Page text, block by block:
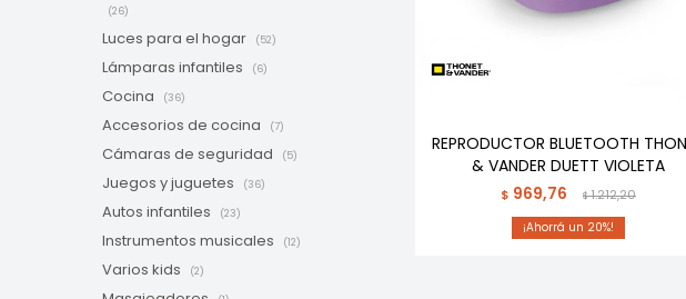
REPRODUCTOR BLUETOOTH
& VANDER DUETT VIOLETA
$ 969,76 $1.212,20
20
(26)
Luces para el hogar (52)
Lámparas infantiles (6)
Cocina (36)
Accesorios de cocina (7)
Cámaras de seguridad (5)
Juegos y juguetes (36)
Autos infantiles (23)
Instrumentos musicales (12)
Varios kids (2)